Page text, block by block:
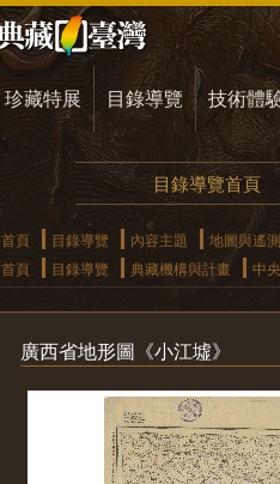
珍藏特展 目錄導覽 技術體
目錄導覽首頁
首頁 目錄導覽 內容主題 地圖與遙測
首頁
目錄導覽 典藏機構與計畫 中
廣西省地形圖《小江墟》